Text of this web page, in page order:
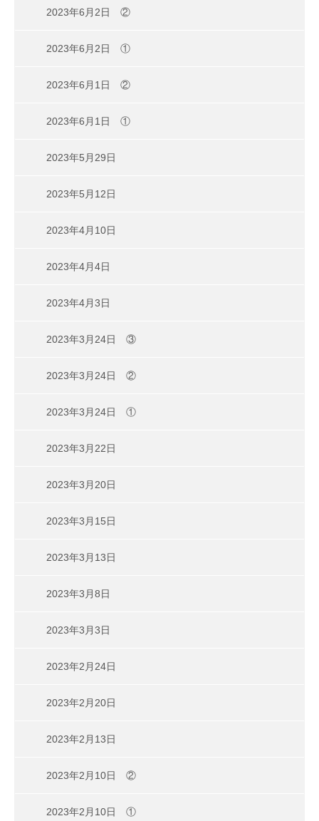
2023年6月2日 ②
2023年6月2日 ①
2023年6月1日 ②
2023年6月1日 ①
2023年5月29日
2023年5月12日
2023年4月10日
2023年4月4日
2023年4月3日
2023年3月24日 ③
2023年3月24日 ②
2023年3月24日 ①
2023年3月22日
2023年3月20日
2023年3月15日
2023年3月13日
2023年3月8日
2023年3月3日
2023年2月24日
2023年2月20日
2023年2月13日
2023年2月10日 ②
2023年2月10日 ①